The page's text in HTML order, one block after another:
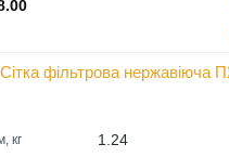
Сітка фільтрова нержавіюча
кг 1.24